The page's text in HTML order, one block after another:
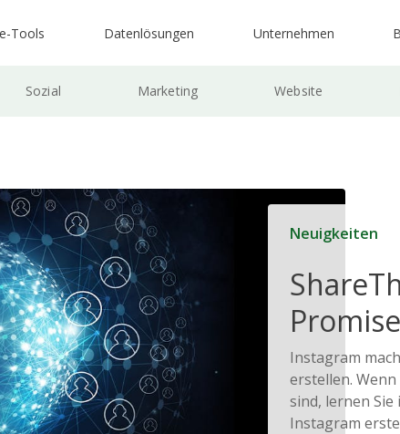
Tools Datenlösungen Unternehmen
Sozial Marketing Website
Neuigkeiten
Instagram
erstellen.
sind, lernen Sie
Instagram